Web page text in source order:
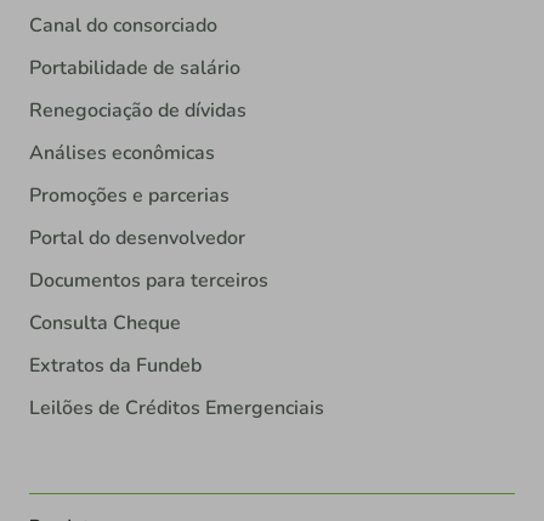
Canal do consorciado
Portabilidade de salário
Renegociação de dívidas
Análises econômicas
Promoções e parcerias
Portal do desenvolvedor
Documentos para terceiros
Consulta Cheque
Extratos da Fundeb
Leilões de Créditos Emergenciais